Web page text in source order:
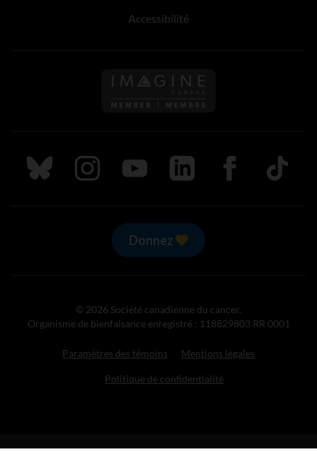
Accessibilité
Suivez nous sur Bluesky
Suivez nous sur Instagram
Suivez nous sur Youtube
Suivez nous sur LinkedIn
Suivez nous sur
TikTok
Donnez
© 2026 Société canadienne du cancer.
Organisme de bienfaisance enregistré : 118829803 RR 0001
Paramètres des témoins Mentions légales
Politique de confidentialité